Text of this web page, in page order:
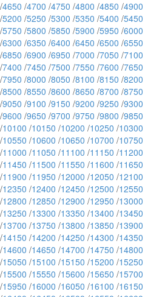
/4650 /4700 /4750 /4800 /4850 /4900
/5200 /5250 /5300 /5350 /5400 /5450
/5750 /5800 /5850 /5900 /5950 /6000
/6300 /6350 /6400 /6450 /6500 /6550
/6850 /6900 /6950 /7000 /7050 /7100
/7400 /7450 /7500 /7550 /7600 /7650
/7950 /8000 /8050 /8100 /8150 /8200
/8500 /8550 /8600 /8650 /8700 /8750
/9050 /9100 /9150 /9200 /9250 /9300
/9600 /9650 /9700 /9750 /9800 /9850
/10100 /10150 /10200 /10250 /10300
/10550 /10600 /10650 /10700 /10750
/11000 /11050 /11100 /11150 /11200
/11450 /11500 /11550 /11600 /11650
/11900 /11950 /12000 /12050 /12100
/12350 /12400 /12450 /12500 /12550
/12800 /12850 /12900 /12950 /13000
/13250 /13300 /13350 /13400 /13450
/13700 /13750 /13800 /13850 /13900
/14150 /14200 /14250 /14300 /14350
/14600 /14650 /14700 /14750 /14800
/15050 /15100 /15150 /15200 /15250
/15500 /15550 /15600 /15650 /15700
/15950 /16000 /16050 /16100 /16150